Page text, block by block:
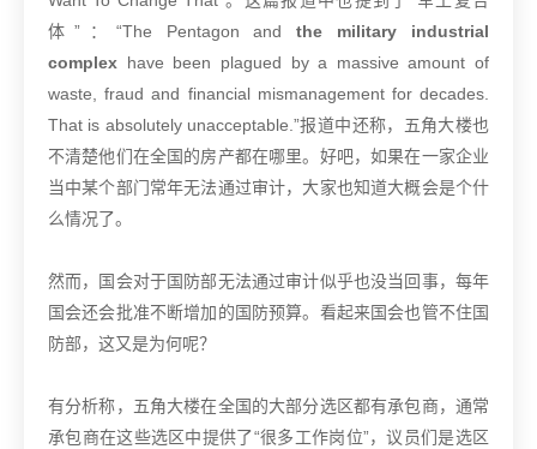
体”： “The Pentagon andthe military industrial
complex have been plagued by a massive amount of
waste, fraud and financial mismanagement for decades.
That is absolutely unacceptable.”报道中还称，五角大楼也
不清楚他们在全国的房产都在哪里。好吧，如果在一家企业
当中某个部门常年无法通过审计，大家也知道大概会是个什
么情况了。
然而，国会对于国防部无法通过审计似乎也没当回事，每年
国会还会批准不断增加的国防预算。看起来国会也管不住国
防部，这又是为何呢？
有分析称，五角大楼在全国的大部分选区都有承包商，通常
承包商在这些选区中提供了“很多工作岗位”，议员们是选区